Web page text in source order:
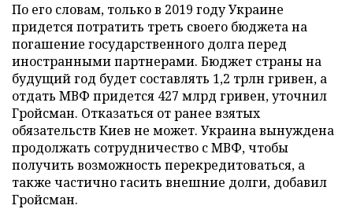
По его словам, только в 2019 году Украине
придется потратить треть своего бюджета на
погашение государственного долга перед
иностранными партнерами. Бюджет страны на
будущий год будет составлять 1,2 трлн гривен, а
отдать МВФ придется 427 млрд гривен, уточнил
Гройсман. Отказаться от ранее взятых
обязательств Киев не может. Украина вынуждена
продолжать сотрудничество с МВФ, чтобы
получить возможность перекредитоваться, а
также частично гасить внешние долги, добавил
Гройсман.